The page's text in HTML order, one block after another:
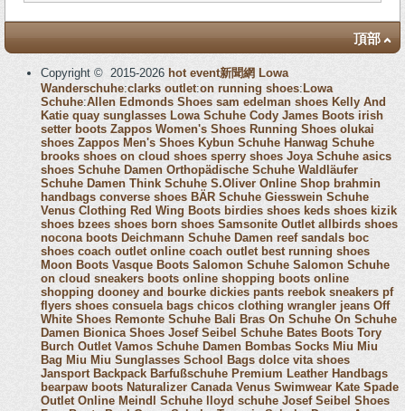
頂部
Copyright © 2015-2026 hot event新聞網 Lowa
Wanderschuhe:clarks outlet:on running shoes: Lowa
Schuhe:Allen Edmonds Shoes sam edelman shoes Kelly And
Katie quay sunglasses Lowa Schuhe Cody James Boots irish
setter boots Zappos Women's Shoes Running Shoes olukai
shoes Zappos Men's Shoes Kybun Schuhe Hanwag Schuhe
brooks shoes on cloud shoes sperry shoes Joya Schuhe asics
shoes Schuhe Damen Orthopädische Schuhe Waldläufer
Schuhe Damen Think Schuhe S.Oliver Online Shop brahmin
handbags converse shoes BÄR Schuhe Giesswein Schuhe
Venus Clothing Red Wing Boots birdies shoes keds shoes kizik
shoes bzees shoes born shoes Samsonite Outlet allbirds shoes
nocona boots Deichmann Schuhe Damen reef sandals boc
shoes coach outlet online coach outlet best running shoes
Moon Boots Vasque Boots Salomon Schuhe Salomon Schuhe
on cloud sneakers boots online shopping boots online
shopping dooney and bourke dickies pants reebok sneakers pf
flyers shoes consuela bags chicos clothing wrangler jeans Off
White Shoes Remonte Schuhe Bali Bras On Schuhe On Schuhe
Damen Bionica Shoes Josef Seibel Schuhe Bates Boots Tory
Burch Outlet Vamos Schuhe Damen Bombas Socks Miu Miu
Bag Miu Miu Sunglasses School Bags dolce vita shoes
Jansport Backpack Barfußschuhe Premium Leather Handbags
bearpaw boots Naturalizer Canada Venus Swimwear Kate Spade
Outlet Online Meindl Schuhe lloyd schuhe Josef Seibel Shoes